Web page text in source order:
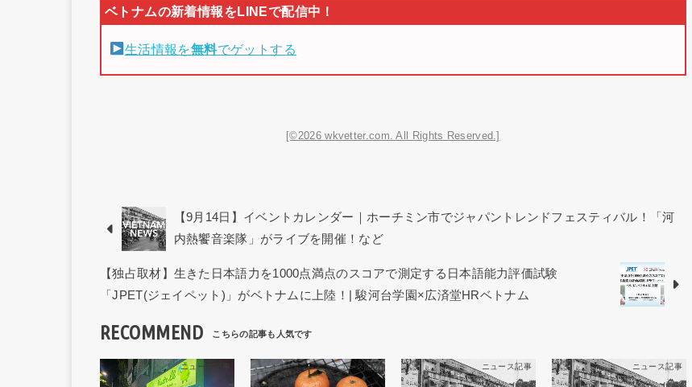
生活情報を無料でゲットする
[©2026 wkvetter.com. All Rights Reserved.]
【9月14日】イベントカレンダー｜ホーチミン市でジャパントレンドフェスティバル！「河
内熱饗音楽隊」がライブを開催！など
【独占取材】生きた日本語力を1000点満点のスコアで測定する日本語能力評価試験
「JPET(ジェイペット)」がベトナムに上陸！| 駿河台学園×広済堂HRベトナム
RECOMMEND
ニュース記事 ニュース記事 ニュース記事 ニュース記事